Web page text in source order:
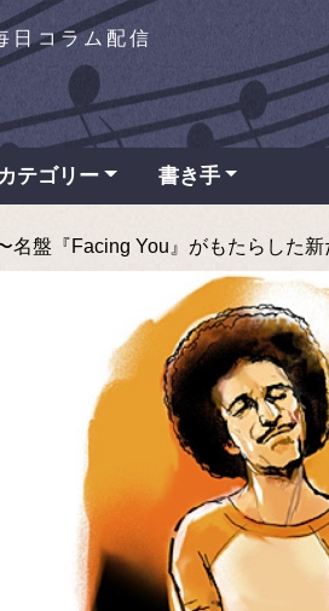
日コラム配信
カテゴリー 書き手
名盤『Facing You』がもたらした